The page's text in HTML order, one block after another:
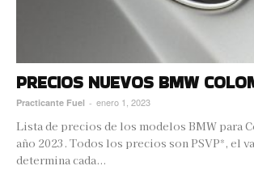
PRECIOS NUEVOS BMW
Practicante Fuel - enero 1, 2023
Lista de precios de los modelos BMW para
año 2023. Todos los precios son PSVP*, el
determina cada...